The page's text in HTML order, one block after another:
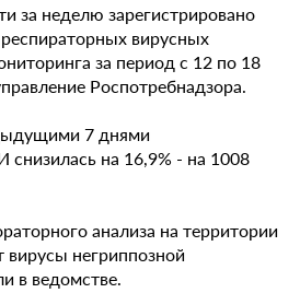
за неделю зарегистрировано
вирусных
за период с 12 по 18
Роспотребнадзора.
7 днями
снизилась на 16,9% - на 1008
анализа на территории
вирусы негриппозной
в ведомстве.